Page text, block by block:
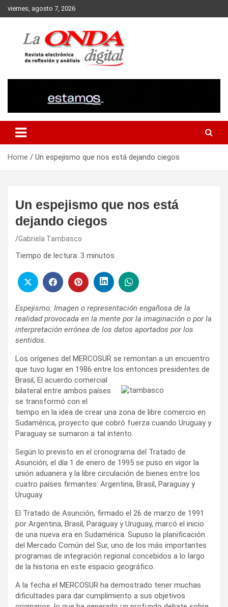
Skip
to
viernes, agosto 7, 2026
Home Un espejismo que nos está dejando ciegos
Un espejismo que nos está
dejando ciegos
Gabriela Tambasco
Tiempo de lectura: 3 minutos
Espejismo: Imagen o representación engañosa de la
realidad provocada en la mente por la imaginación o por la
interpretación errónea de los datos aportados por los
sentidos.
Los orígenes del MERCOSUR se remontan a un encuentro
que tuvo lugar en 1986 entre los entonces presidentes de
Brasil, El acuerdo comercial
bilateral entre ambos países
se transformó con el
tiempo en la idea de crear una zona de libre comercio en
Sudamérica, proyecto que cobró fuerza cuando Uruguay y
Paraguay se sumaron a tal intento.
Según lo previsto en el cronograma del Tratado de
Asunción, el día 1 de enero de 1995 se puso en vigor la
unión aduanera y la libre circulación de bienes entre los
cuatro países firmantes: Argentina, Brasil, Paraguay y
Uruguay.
El Tratado de Asunción, firmado el 26 de marzo de 1991
por Argentina, Brasil, Paraguay y Uruguay, marcó el inicio
de una nueva era en Sudamérica. Supuso la planificación
del Mercado Común del Sur, uno de los más importantes
programas de integración regional concebidos a lo largo
de la historia en este espacio geográfico.
A la fecha el MERCOSUR ha demostrado tener muchas
dificultades para dar cumplimiento a sus objetivos